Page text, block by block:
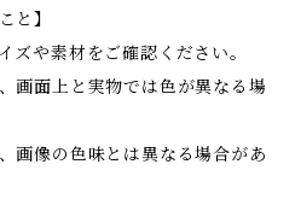
と】
ズや素材をご確認ください。
画面上と実物では色が異なる場
画像の色味とは異なる場合があ